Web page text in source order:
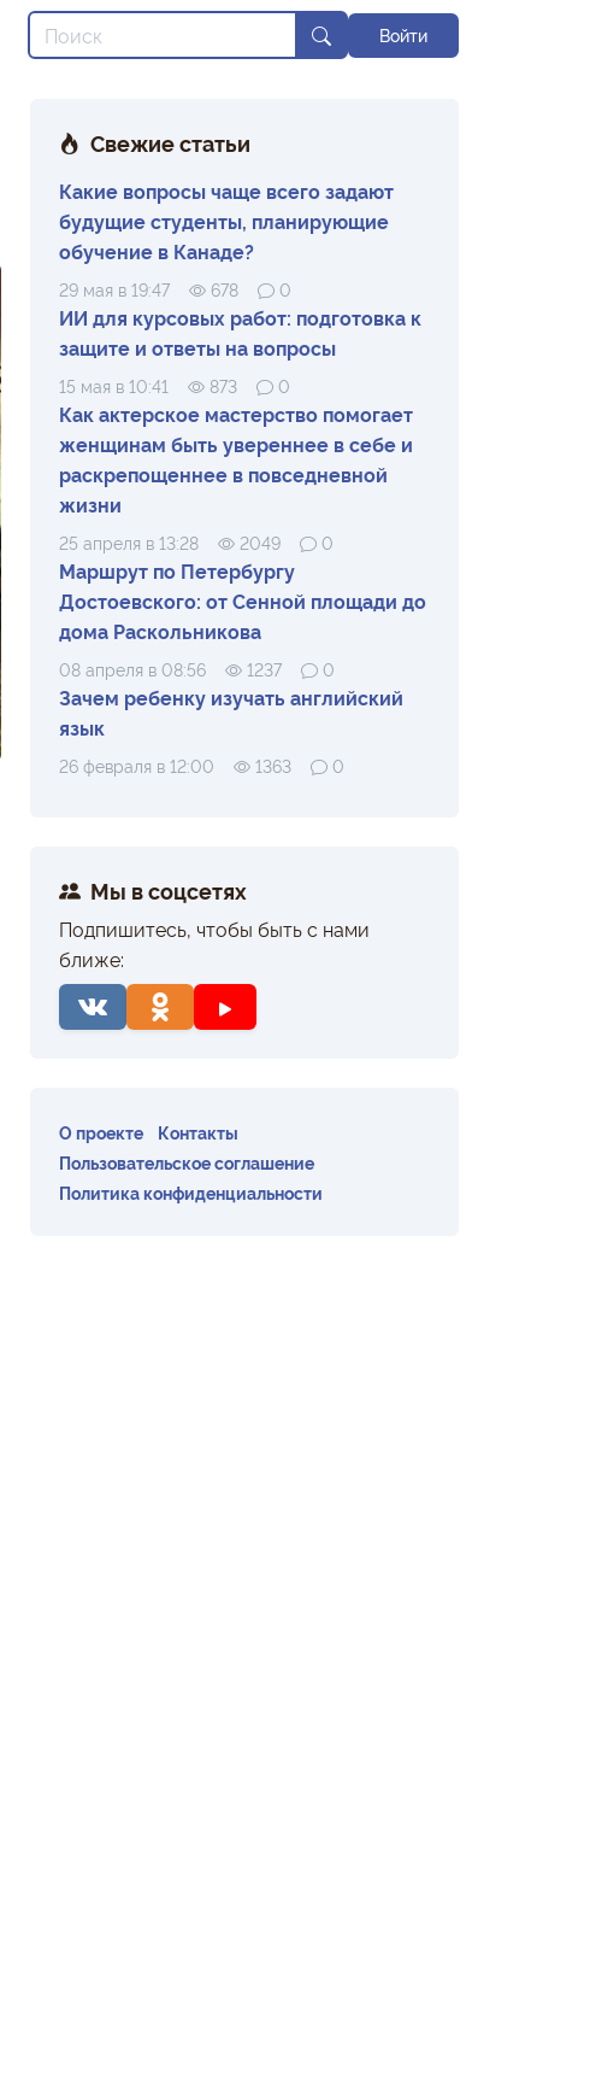
Войти
Свежие статьи
Какие вопросы чаще всего задают
будущие студенты, планирующие
обучение в Канаде?
29 мая в 19:47 678 0
ИИ для курсовых работ: подготовка к
защите и ответы на вопросы
15 мая в 10:41 873 0
Как актерское мастерство помогает
женщинам быть увереннее в себе и
раскрепощеннее в повседневной
жизни
25 апреля в 13:28 2049 0
Маршрут по Петербургу
Достоевского: от Сенной площади до
дома Раскольникова
08 апреля в 08:56 1237 0
Зачем ребенку изучать английский
язык
26 февраля в 12:00 1363 0
Мы в соцсетях
Подпишитесь, чтобы быть с нами
ближе:
О проекте
Контакты
Пользовательское соглашение
Политика конфиденциальности